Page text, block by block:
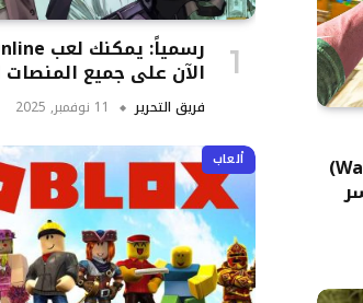
لماذا يستخدم محترفو (Warzone)
الآن على جميع المنصات
فريق التحرير 11 نوفمبر, 2025
ألعاب